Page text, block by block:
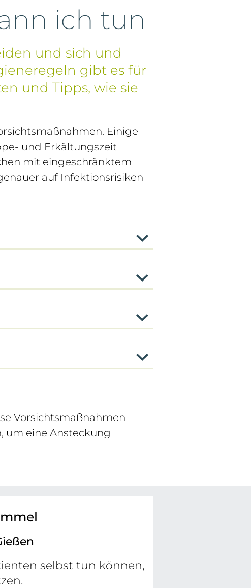
ich tun
und sich und
gibt es für
und Tipps, wie sie
Einige
und Erkältungszeit
mit eingeschränktem
auf Infektionsrisiken
Vorsichtsmaßnahmen
um eine Ansteckung
selbst tun können,